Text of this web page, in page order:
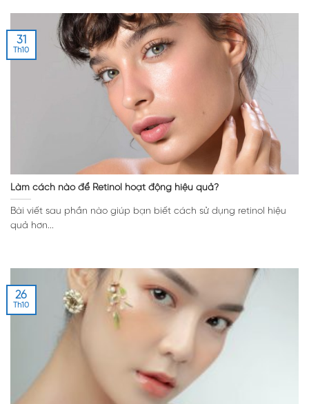
Làm cách nào để Retinol hoạt động hiệu quả?
Bài viết sau phần nào giúp bạn biết cách sử dụng retinol hiệu
quả hơn...
31
Th10
26
Th10